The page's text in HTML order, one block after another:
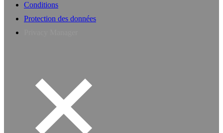
Conditions
Protection des données